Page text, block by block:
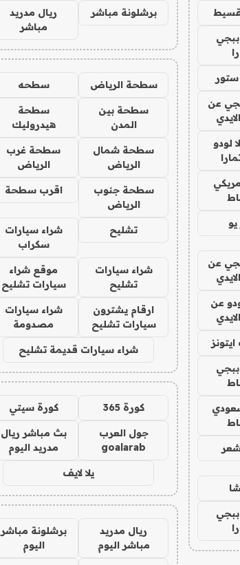
ستور
عن
لودو
عن
عن
برشلونة مباشر
ريال مدريد
مباشر
سطحة الرياض سطحه
سطحة بين
المدن
سطحة
هيدروليك
سطحة شمال
الرياض
سطحة غرب
الرياض
سطحة جنوب
الرياض
اقرب سطحة
تشليح
شراء سيارات
سكراب
شراء سيارات
تشليح
موقع شراء
سيارات تشليح
ارقام يشترون
سيارات تشليح
شراء سيارات
مصدومة
شراء سيارات قديمة تشليح
كورة 365 كورة سيتي
جول العرب
goalarab
بث مباشر ريال
مدريد اليوم
يلا لايف
ريال مدريد
مباشر اليوم
برشلونة مباشر
اليوم